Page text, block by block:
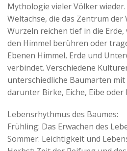
Mythologie vieler Völker
Weltachse, die das Zentrum der
Wurzeln reichen tief in die
den Himmel berühren oder
Ebenen Himmel, Erde und
verbindet. Verschiedene
unterschiedliche Baumarten
darunter Birke, Eiche, Eibe oder
Lebensrhythmus des Baumes:
Frühling: Das Erwachen des
Sommer: Leichtigkeit und